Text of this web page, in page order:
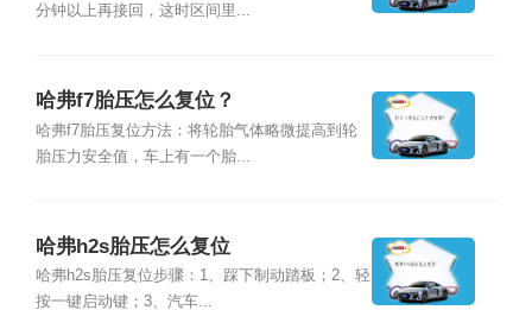
分钟以上再接回，这时区间里...
哈弗f7胎压怎么复位？
哈弗f7胎压复位方法：将轮胎气体略微提高到轮
胎压力安全值，车上有一个胎...
哈弗h2s胎压怎么复位
哈弗h2s胎压复位步骤：1、踩下制动踏板；2、轻
按一键启动键；3、汽车...